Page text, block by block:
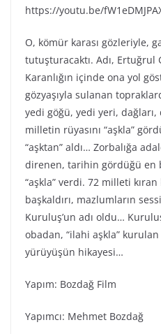
https://youtu.be/
O, kömür karası gözleriyle,
tutuşturacaktı. Adı, Ertuğrul
Karanlığın içinde ona yol
gözyaşıyla sulanan
yedi göğü, yedi yeri,
milletin rüyasını “aşkla”
“aşktan” aldı… Zorbalığa
direnen, tarihin gördüğü en
“aşkla” verdi. 72 milleti
başkaldırı, mazlumların
Kuruluş’un adı oldu…
obadan, “ilahi aşkla”
yürüyüşün hikayesi…
Yapım: Bozdağ Film
Yapımcı: Mehmet Bozdağ